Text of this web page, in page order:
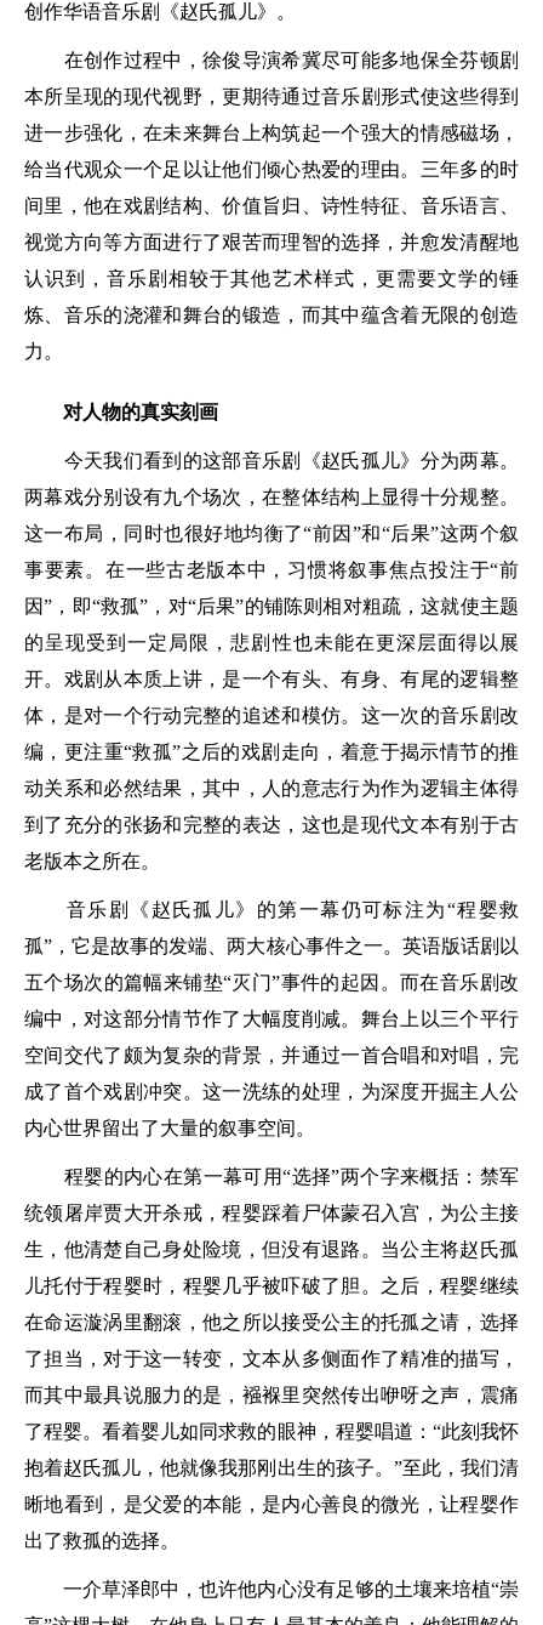
创作华语音乐剧《赵氏孤儿》。
在创作过程中，徐俊导演希冀尽可能多地保全芬顿剧
本所呈现的现代视野，更期待通过音乐剧形式使这些得到
进一步强化，在未来舞台上构筑起一个强大的情感磁场，
给当代观众一个足以让他们倾心热爱的理由。三年多的时
间里，他在戏剧结构、价值旨归、诗性特征、音乐语言、
视觉方向等方面进行了艰苦而理智的选择，并愈发清醒地
认识到，音乐剧相较于其他艺术样式，更需要文学的锤
炼、音乐的浇灌和舞台的锻造，而其中蕴含着无限的创造
力。
对人物的真实刻画
今天我们看到的这部音乐剧《赵氏孤儿》分为两幕。
两幕戏分别设有九个场次，在整体结构上显得十分规整。
这一布局，同时也很好地均衡了“前因”和“后果”这两个叙
事要素。在一些古老版本中，习惯将叙事焦点投注于“前
因”，即“救孤”，对“后果”的铺陈则相对粗疏，这就使主题
的呈现受到一定局限，悲剧性也未能在更深层面得以展
开。戏剧从本质上讲，是一个有头、有身、有尾的逻辑整
体，是对一个行动完整的追述和模仿。这一次的音乐剧改
编，更注重“救孤”之后的戏剧走向，着意于揭示情节的推
动关系和必然结果，其中，人的意志行为作为逻辑主体得
到了充分的张扬和完整的表达，这也是现代文本有别于古
老版本之所在。
音乐剧《赵氏孤儿》的第一幕仍可标注为“程婴救
孤”，它是故事的发端、两大核心事件之一。英语版话剧以
五个场次的篇幅来铺垫“灭门”事件的起因。而在音乐剧改
编中，对这部分情节作了大幅度削减。舞台上以三个平行
空间交代了颇为复杂的背景，并通过一首合唱和对唱，完
成了首个戏剧冲突。这一洗练的处理，为深度开掘主人公
内心世界留出了大量的叙事空间。
程婴的内心在第一幕可用“选择”两个字来概括：禁军
统领屠岸贾大开杀戒，程婴踩着尸体蒙召入宫，为公主接
生，他清楚自己身处险境，但没有退路。当公主将赵氏孤
儿托付于程婴时，程婴几乎被吓破了胆。之后，程婴继续
在命运漩涡里翻滚，他之所以接受公主的托孤之请，选择
了担当，对于这一转变，文本从多侧面作了精准的描写，
而其中最具说服力的是，襁褓里突然传出咿呀之声，震痛
了程婴。看着婴儿如同求救的眼神，程婴唱道：“此刻我怀
抱着赵氏孤儿，他就像我那刚出生的孩子。”至此，我们清
晰地看到，是父爱的本能，是内心善良的微光，让程婴作
出了救孤的选择。
一介草泽郎中，也许他内心没有足够的土壤来培植“崇